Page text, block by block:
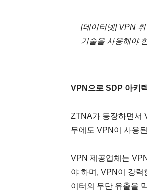
[데이터넷] VPN
기술을 사용해야
VPN으로 SDP 아키
ZTNA가 등장하면서
무에도 VPN이 사용
VPN 제공업체는
야 하며, VPN이 강력
이터의 무단 유출을